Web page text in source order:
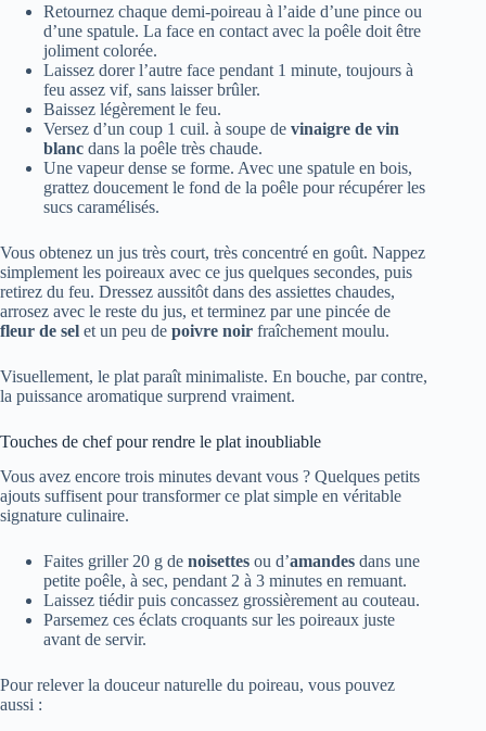
Retournez chaque demi-poireau à l’aide d’une pince ou
d’une spatule. La face en contact avec la poêle doit être
joliment colorée.
Laissez dorer l’autre face pendant 1 minute, toujours à
feu assez vif, sans laisser brûler.
Baissez légèrement le feu.
Versez d’un coup 1 cuil. à soupe de vinaigre de vin
blanc dans la poêle très chaude.
Une vapeur dense se forme. Avec une spatule en bois,
grattez doucement le fond de la poêle pour récupérer les
sucs caramélisés.
Vous obtenez un jus très court, très concentré en goût. Nappez
simplement les poireaux avec ce jus quelques secondes, puis
retirez du feu. Dressez aussitôt dans des assiettes chaudes,
arrosez avec le reste du jus, et terminez par une pincée de
fleur de sel et un peu de poivre noir fraîchement moulu.
Visuellement, le plat paraît minimaliste. En bouche, par contre,
la puissance aromatique surprend vraiment.
Touches de chef pour rendre le plat inoubliable
Vous avez encore trois minutes devant vous ? Quelques petits
ajouts suffisent pour transformer ce plat simple en véritable
signature culinaire.
Faites griller 20 g de noisettes ou d’amandes dans une
petite poêle, à sec, pendant 2 à 3 minutes en remuant.
Laissez tiédir puis concassez grossièrement au couteau.
Parsemez ces éclats croquants sur les poireaux juste
avant de servir.
Pour relever la douceur naturelle du poireau, vous pouvez
aussi :